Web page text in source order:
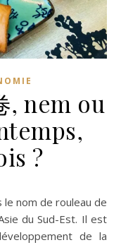
, nem ou
?
du Sud-Est. Il est
de la